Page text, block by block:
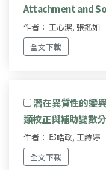
Attachment and
作者： 王心潔, 張鑑如
全文下載
潛在異質性的變
類校正與輔助變數
作者： 邱皓政, 王詩婷
全文下載